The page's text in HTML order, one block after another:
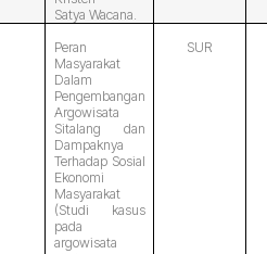
Satya Wacana.
Peran
Masyarakat
Dalam
Pengembangan
Argowisata
Sitalang dan
Dampaknya
Terhadap Sosial
Ekonomi
Masyarakat
(Studi kasus
pada
argowisata
SUR